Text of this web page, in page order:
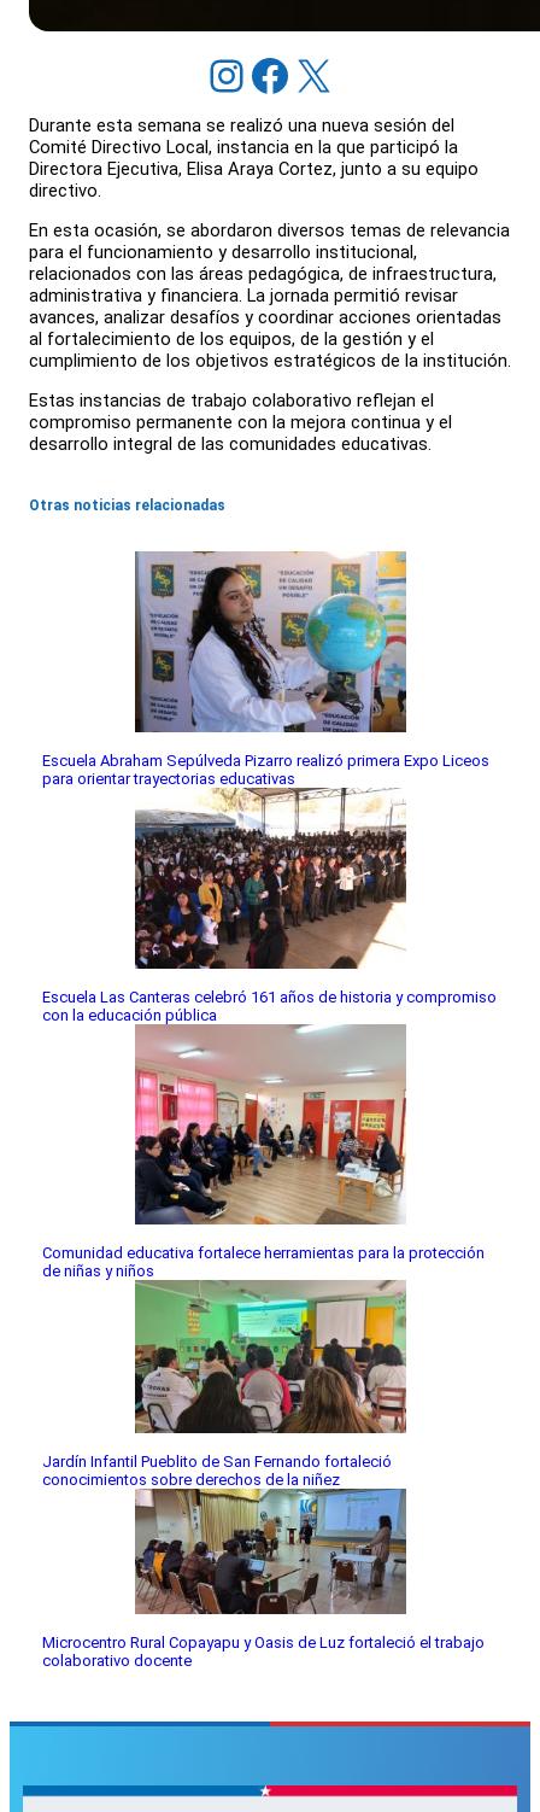
Instagram Facebook X
Durante esta semana se realizó una nueva sesión del
Comité Directivo Local, instancia en la que participó la
Directora Ejecutiva, Elisa Araya Cortez, junto a su equipo
directivo.
En esta ocasión, se abordaron diversos temas de relevancia
para el funcionamiento y desarrollo institucional,
relacionados con las áreas pedagógica, de infraestructura,
administrativa y financiera. La jornada permitió revisar
avances, analizar desafíos y coordinar acciones orientadas
al fortalecimiento de los equipos, de la gestión y el
cumplimiento de los objetivos estratégicos de la institución.
Estas instancias de trabajo colaborativo reflejan el
compromiso permanente con la mejora continua y el
desarrollo integral de las comunidades educativas.
Otras noticias relacionadas
Escuela Abraham Sepúlveda Pizarro realizó primera Expo Liceos
para orientar trayectorias educativas
Escuela Las Canteras celebró 161 años de historia y compromiso
con la educación pública
Comunidad educativa fortalece herramientas para la protección
de niñas y niños
Jardín Infantil Pueblito de San Fernando fortaleció
conocimientos sobre derechos de la niñez
Microcentro Rural Copayapu y Oasis de Luz fortaleció el trabajo
colaborativo docente